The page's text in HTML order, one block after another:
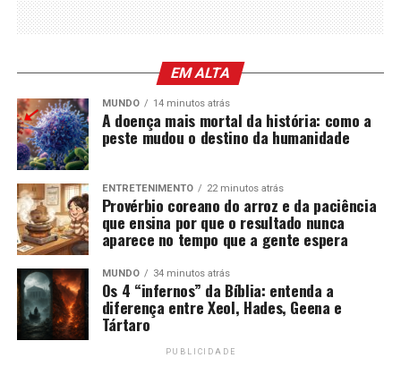
EM ALTA
MUNDO 14 minutos atrás
A doença mais mortal da história: como a
peste mudou o destino da humanidade
ENTRETENIMENTO 22 minutos atrás
Provérbio coreano do arroz e da paciência
que ensina por que o resultado nunca
aparece no tempo que a gente espera
MUNDO 34 minutos atrás
Os 4 “infernos” da Bíblia: entenda a
diferença entre Xeol, Hades, Geena e
Tártaro
PUBLICIDADE